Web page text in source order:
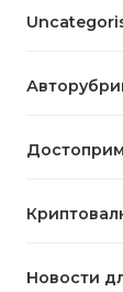
Новости